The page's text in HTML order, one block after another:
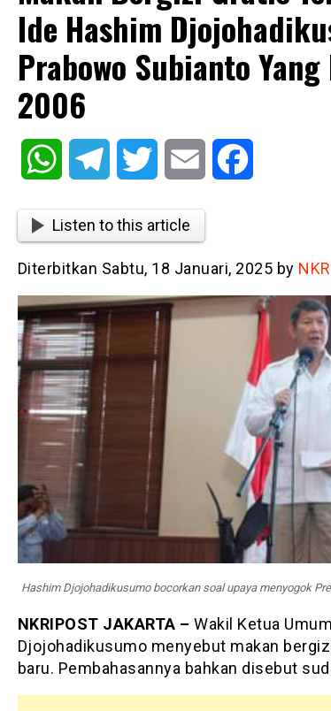
Ide Hashim
Prabowo Subianto
2006
WhatsAppTelegram Twitter Email
Listen to this article
Diterbitkan Sabtu, 18 Januari, 2025 by
Hashim Djojohadikusumo bocorkan soal upaya menyogok
NKRIPOST JAKARTA – Wakil Ketua
Djojohadikusumo menyebut makan
baru. Pembahasannya bahkan disebut